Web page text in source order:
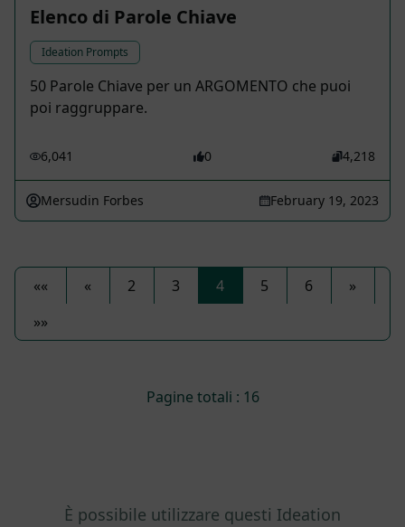
Elenco di Parole Chiave
Ideation Prompts
50 Parole Chiave per un ARGOMENTO che puoi
poi raggruppare.
6,041 0 4,218
Mersudin Forbes February 19, 2023
«« « 2 3 4 5 6
»
»»
Pagine totali : 16
È possibile utilizzare questi Ideation